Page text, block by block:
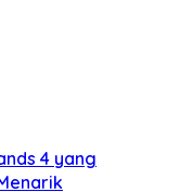
4 yang